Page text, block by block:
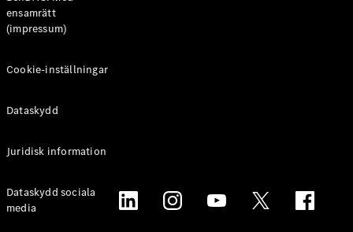
Familjebilar
van
ensamrätt
(impressum)
Cookie-inställningar
Dataskydd
Juridisk information
Dataskydd sociala
media